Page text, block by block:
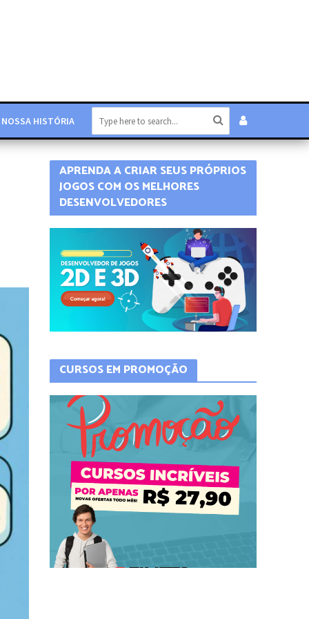
NOSSA HISTÓRIA
APRENDA A CRIAR SEUS PRÓPRIOS
JOGOS COM OS MELHORES
DESENVOLVEDORES
CURSOS EM PROMOÇÃO